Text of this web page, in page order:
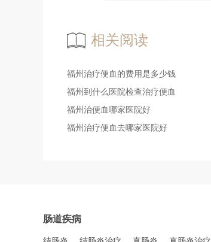
相关阅读
福州治疗便血的费用是多少钱
福州到什么医院检查治疗便血
福州治便血哪家医院好
福州治疗便血去哪家医院好
肠道疾病